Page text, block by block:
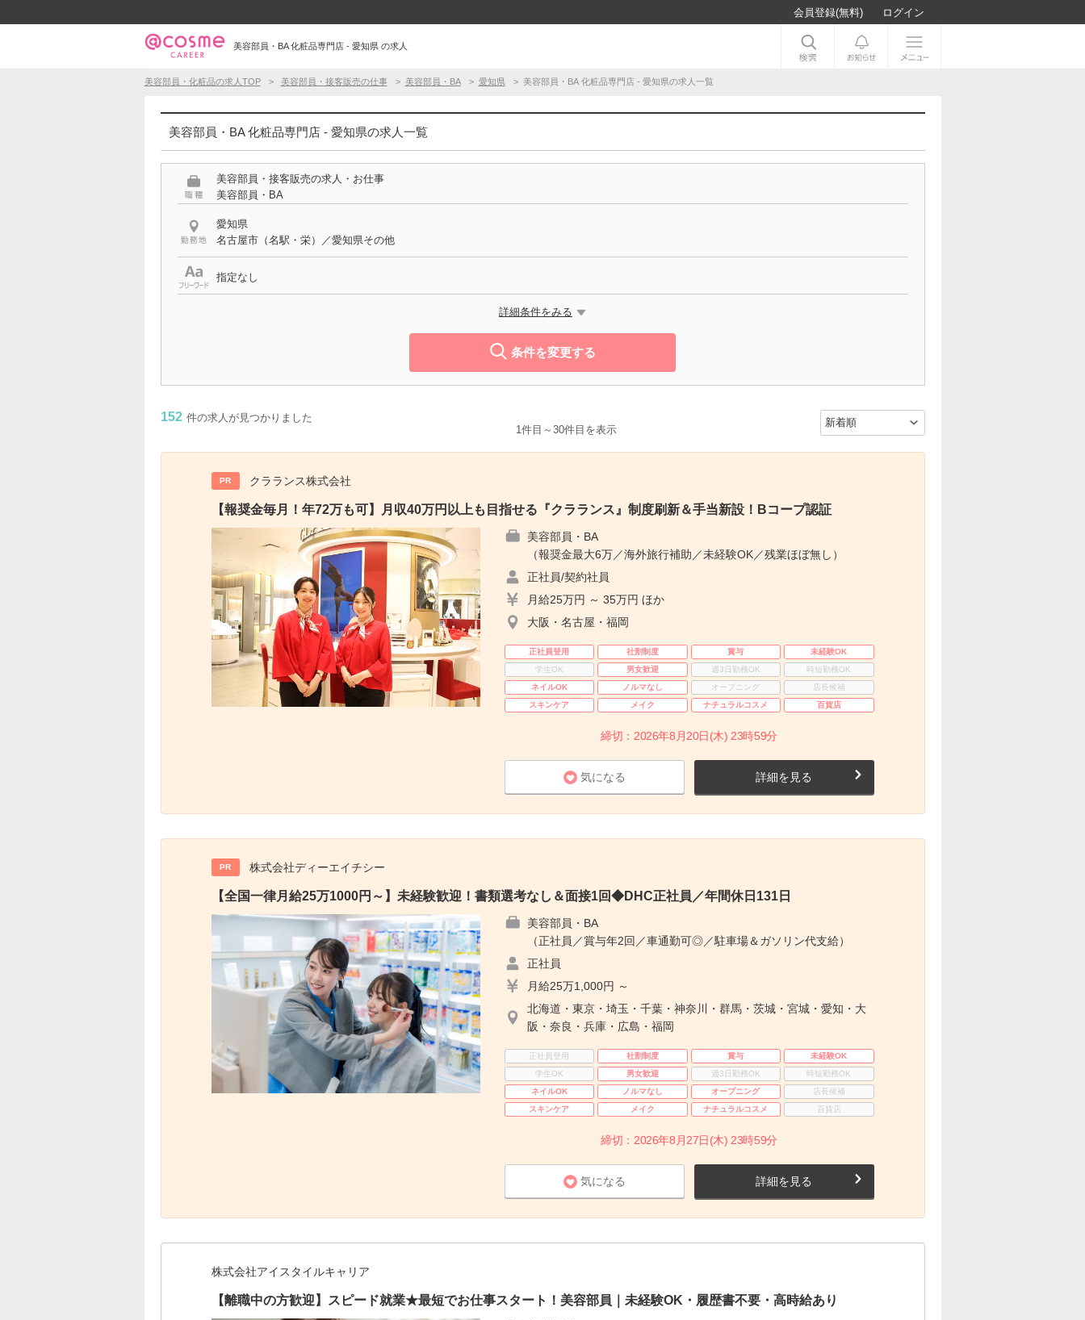
会員登録(無料) ログイン
美容部員・BA 化粧品専門店 - 愛知県 の求人
美容部員・化粧品の求人TOP 美容部員・接客販売の仕事 美容部員・BA 愛知県 美容部員・BA 化粧品専門店 - 愛知県の求人一覧
美容部員・BA 化粧品専門店 - 愛知県の求人一覧
美容部員・接客販売の求人・お仕事
美容部員・BA
愛知県
名古屋市（名駅・栄）／愛知県その他
指定なし
詳細条件をみる
条件を変更する
152 件の求人が見つかりました
1件目～30件目を表示
PR クラランス株式会社
【報奨金毎月！年72万も可】月収40万円以上も目指せる『クラランス』制度刷新＆手当新設！Bコープ認証
美容部員・BA
（報奨金最大6万／海外旅行補助／未経験OK／残業ほぼ無し）
正社員/契約社員
月給25万円 ～ 35万円 ほか
大阪・名古屋・福岡
正社員登用 社割制度 賞与
未経験OK
学生OK
男女歓迎 週3日勤務OK
時短勤務OK
ネイルOK
ノルマなし オープニング
店長候補
スキンケア
メイク ナチュラルコスメ 百貨店
締切：2026年8月20日(木) 23時59分
気になる 詳細を見る
PR 株式会社ディーエイチシー
【全国一律月給25万1000円～】未経験歓迎！書類選考なし＆面接1回◆DHC正社員／年間休日131日
美容部員・BA
（正社員／賞与年2回／車通勤可◎／駐車場＆ガソリン代支給）
正社員
月給25万1,000円 ～
北海道・東京・埼玉・千葉・神奈川・群馬・茨城・宮城・愛知・大
阪・奈良・兵庫・広島・福岡
正社員登用 社割制度 賞与
未経験OK
学生OK
男女歓迎 週3日勤務OK
時短勤務OK
ネイルOK
ノルマなし オープニング
店長候補
スキンケア
メイク ナチュラルコスメ 百貨店
締切：2026年8月27日(木) 23時59分
気になる 詳細を見る
株式会社アイスタイルキャリア
【離職中の方歓迎】スピード就業★最短でお仕事スタート！美容部員｜未経験OK・履歴書不要・高時給あり